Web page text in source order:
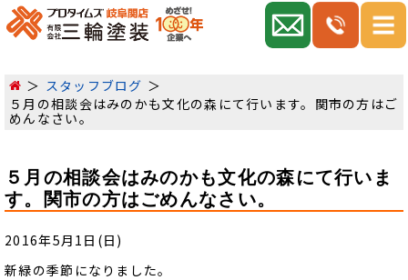
スタッフブログ
５月の相談会はみのかも文化の森にて行います。関市の方はご
めんなさい。
５月の相談会はみのかも文化の森にて行いま
す。関市の方はごめんなさい。
2016年5月1日(日)
新緑の季節になりました。